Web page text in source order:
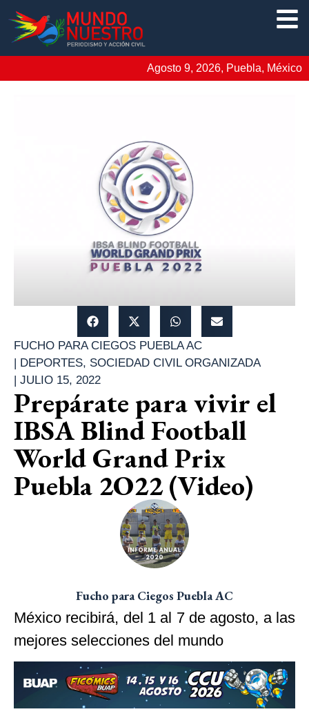
Agosto 9, 2026, Puebla, México
FUCHO PARA CIEGOS PUEBLA AC
| DEPORTES, SOCIEDAD CIVIL ORGANIZADA
| JULIO 15, 2022
Prepárate para vivir el
IBSA Blind Football
World Grand Prix
Puebla 2O22 (Video)
Fucho para Ciegos Puebla AC
México recibirá, del 1 al 7 de agosto, a las
mejores selecciones del mundo